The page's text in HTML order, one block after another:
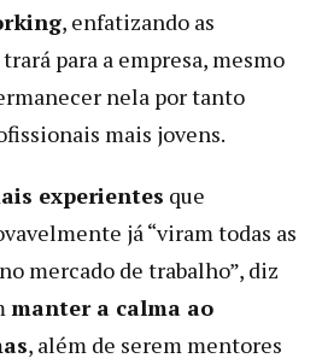
, enfatizando as
para a empresa, mesmo
nela por tanto
mais jovens.
experientes que
já “viram todas as
mercado de trabalho”, diz
manter a calma ao
, além de serem mentores